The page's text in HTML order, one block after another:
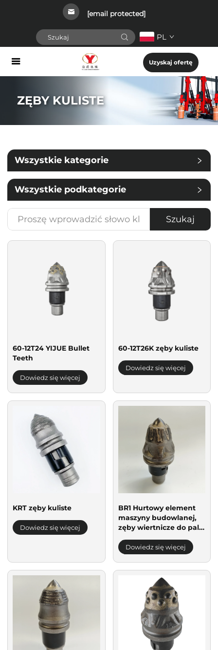
[email protected]
PL
Uzyskaj ofertę
ZĘBY KULISTE
Wszystkie kategorie
Wszystkie podkategorie
Szukaj
60-12T24 YIJUE Bullet
Teeth
Dowiedz się więcej
60-12T26K zęby kuliste
Dowiedz się więcej
KRT zęby kuliste
Dowiedz się więcej
BR1 Hurtowy element
maszyny budowlanej,
zęby wiertnicze do pali,
skał, końcówka wiertła
Dowiedz się więcej